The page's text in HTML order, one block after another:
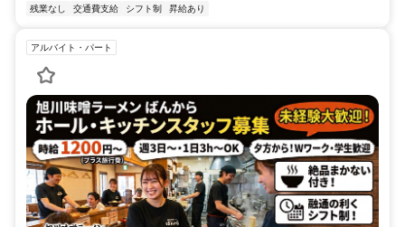
残業なし 交通費支給 シフト制 昇給あり
アルバイト・パート